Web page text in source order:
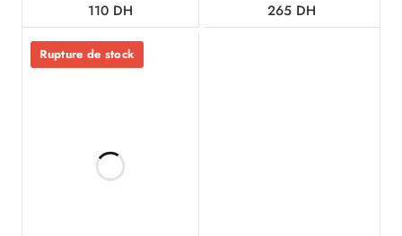
110 DH 265 DH
Rupture de stock